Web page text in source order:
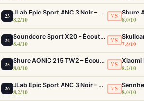
23 JLab Epic Sport ANC 3 Noir – Écouteurs Sport ANC IP66 Double Driver
8.2/10 VS 8.0/10
24 Soundcore Sport X20 – Écouteurs Sport IP68 ANC Fit Sécurisé Ultime
8.4/10 VS 7.8/10
25 Shure AONIC 215 TW2 – Écouteurs True Wireless à isolation sonore premium
8.0/10 VS 8.2/10
26 JLab Epic Sport ANC 3 Noir – Écouteurs Sport ANC IP66 Double Driver
8.2/10 VS 8.0/10